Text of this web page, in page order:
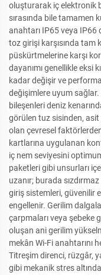
oluşturarak iç elektronik
sırasında bile tamamen
anahtarı IP65 veya IP66
toz girişi karşısında tam
püskürtmelerine karşı
dayanımı genellikle eksi
kadar değişir ve
değişimlere uyum
bileşenleri deniz
görülen tuz sisinden,
olan çevresel
kartlarına uygulanan
iç nem seviyesini
paketleri gibi unsurları
uzanır; burada
giriş sistemleri, güvenilir
engellenir. Gerilim
çarpmaları veya şebeke
oluşan ani gerilim
mekân Wi-Fi anahtarını
Titreşim direnci, rüzgâr,
gibi mekanik stres